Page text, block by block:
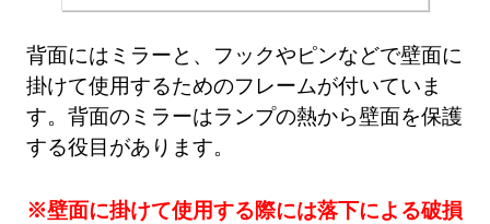
背面にはミラーと、フックやピンなどで壁面に
掛けて使用するためのフレームが付いていま
す。背面のミラーはランプの熱から壁面を保護
する役目があります。
※壁面に掛けて使用する際には落下による破損